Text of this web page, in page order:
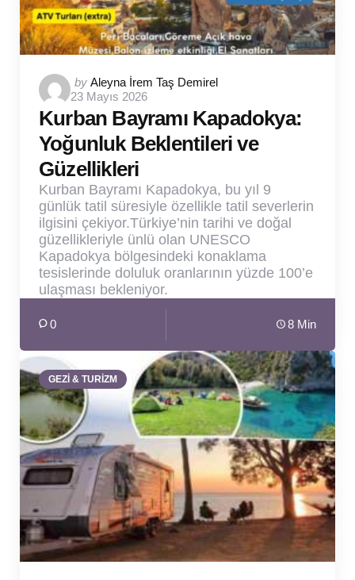
Posted
by
by Aleyna İrem Taş Demirel
23 Mayıs 2026
Kurban Bayramı Kapadokya:
Yoğunluk Beklentileri ve
Güzellikleri
Kurban Bayramı Kapadokya, bu yıl 9
günlük tatil süresiyle özellikle tatil severlerin
ilgisini çekiyor.Türkiye’nin tarihi ve doğal
güzellikleriyle ünlü olan UNESCO
Kapadokya bölgesindeki konaklama
tesislerinde doluluk oranlarının yüzde 100’e
ulaşması bekleniyor.
0 8 Min
GEZİ & TURİZM